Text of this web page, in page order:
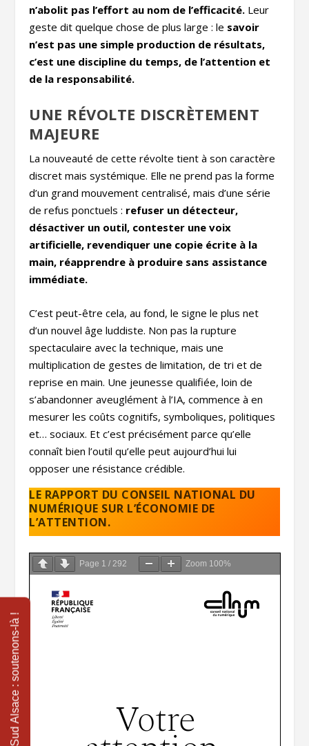
n’abolit pas l’effort au nom de l’efficacité. Leur
geste dit quelque chose de plus large : le savoir
n’est pas une simple production de résultats,
c’est une discipline du temps, de l’attention et
de la responsabilité.
UNE RÉVOLTE DISCRÈTEMENT
MAJEURE
La nouveauté de cette révolte tient à son caractère
discret mais systémique. Elle ne prend pas la forme
d’un grand mouvement centralisé, mais d’une série
de refus ponctuels : refuser un détecteur,
désactiver un outil, contester une voix
artificielle, revendiquer une copie écrite à la
main, réapprendre à produire sans assistance
immédiate.
C’est peut-être cela, au fond, le signe le plus net
d’un nouvel âge luddiste. Non pas la rupture
spectaculaire avec la technique, mais une
multiplication de gestes de limitation, de tri et de
reprise en main. Une jeunesse qualifiée, loin de
s’abandonner aveuglément à l’IA, commence à en
mesurer les coûts cognitifs, symboliques, politiques
et… sociaux. Et c’est précisément parce qu’elle
connaît bien l’outil qu’elle peut aujourd’hui lui
opposer une résistance crédible.
LE RAPPORT DU CONSEIL NATIONAL DU
NUMÉRIQUE SUR L’ÉCONOMIE DE
L’ATTENTION.
Page 1 / 292 Zoom 100%